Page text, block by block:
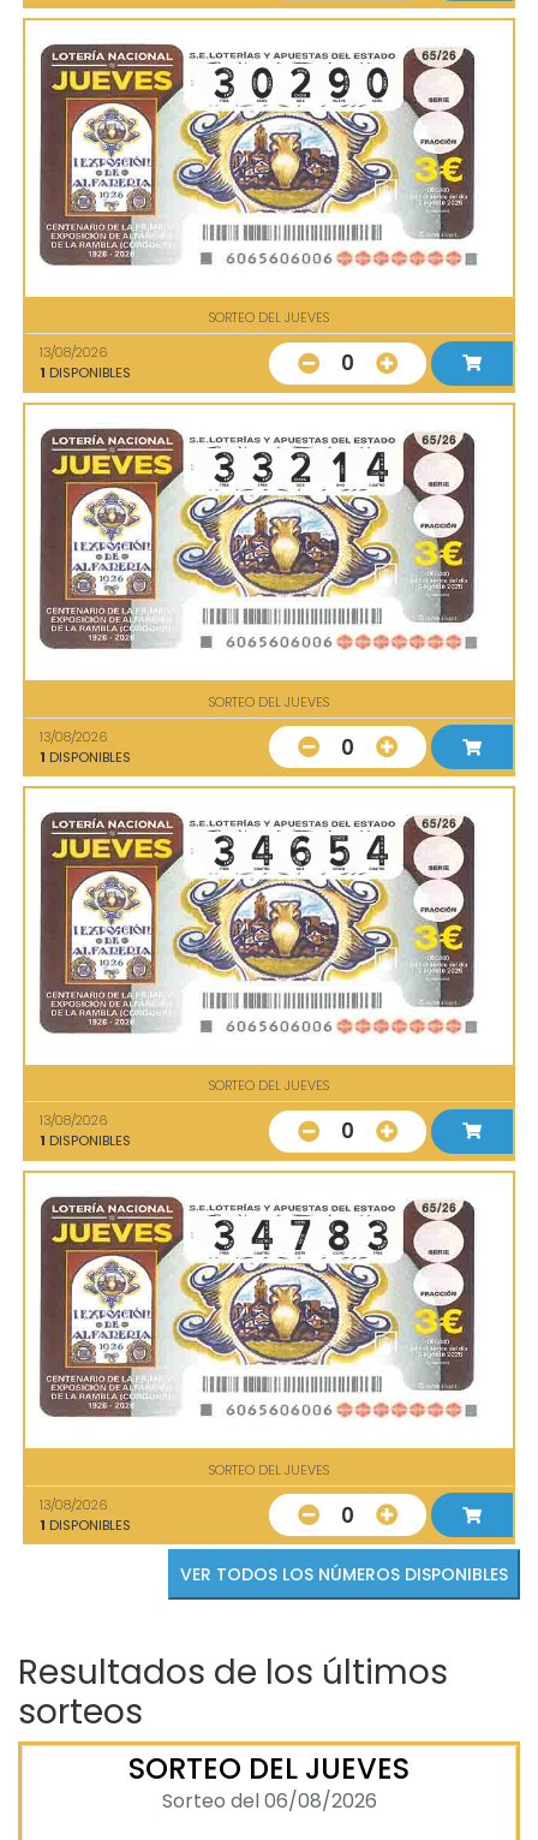
SORTEO DEL JUEVES
13/08/2026
1 DISPONIBLES 0
SORTEO DEL JUEVES
13/08/2026
1 DISPONIBLES 0
SORTEO DEL JUEVES
13/08/2026
1 DISPONIBLES 0
SORTEO DEL JUEVES
13/08/2026
1 DISPONIBLES 0
VER TODOS LOS NÚMEROS DISPONIBLES
Resultados de los últimos
sorteos
SORTEO DEL JUEVES
Sorteo del 06/08/2026